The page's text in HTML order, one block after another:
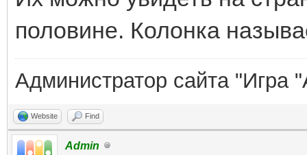
половине. Колонка
Администратор сайта "Игра
Website Find
Admin